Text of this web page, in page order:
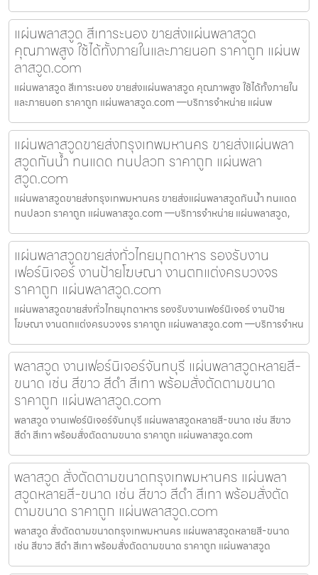
แผ่นพลาสวูด สีเทาระนอง ขายส่งแผ่นพลาสวูด
คุณภาพสูง ใช้ได้ทั้งภายในและภายนอก ราคาถูก แผ่นพ
ลาสวูด.com
แผ่นพลาสวูด สีเทาระนอง ขายส่งแผ่นพลาสวูด คุณภาพสูง ใช้ได้ทั้งภายใน
และภายนอก ราคาถูก แผ่นพลาสวูด.com —บริการจำหน่าย แผ่นพ
แผ่นพลาสวูดขายส่งกรุงเทพมหานคร ขายส่งแผ่นพลา
สวูดกันน้ำ ทนแดด ทนปลวก ราคาถูก แผ่นพลา
สวูด.com
แผ่นพลาสวูดขายส่งกรุงเทพมหานคร ขายส่งแผ่นพลาสวูดกันน้ำ ทนแดด
ทนปลวก ราคาถูก แผ่นพลาสวูด.com —บริการจำหน่าย แผ่นพลาสวูด,
แผ่นพลาสวูดขายส่งทั่วไทยมุกดาหาร รองรับงาน
เฟอร์นิเจอร์ งานป้ายโฆษณา งานตกแต่งครบวงจร
ราคาถูก แผ่นพลาสวูด.com
แผ่นพลาสวูดขายส่งทั่วไทยมุกดาหาร รองรับงานเฟอร์นิเจอร์ งานป้าย
โฆษณา งานตกแต่งครบวงจร ราคาถูก แผ่นพลาสวูด.com —บริการจำหน
พลาสวูด งานเฟอร์นิเจอร์จันทบุรี แผ่นพลาสวูดหลายสี-
ขนาด เช่น สีขาว สีดำ สีเทา พร้อมสั่งตัดตามขนาด
ราคาถูก แผ่นพลาสวูด.com
พลาสวูด งานเฟอร์นิเจอร์จันทบุรี แผ่นพลาสวูดหลายสี-ขนาด เช่น สีขาว
สีดำ สีเทา พร้อมสั่งตัดตามขนาด ราคาถูก แผ่นพลาสวูด.com
พลาสวูด สั่งตัดตามขนาดกรุงเทพมหานคร แผ่นพลา
สวูดหลายสี-ขนาด เช่น สีขาว สีดำ สีเทา พร้อมสั่งตัด
ตามขนาด ราคาถูก แผ่นพลาสวูด.com
พลาสวูด สั่งตัดตามขนาดกรุงเทพมหานคร แผ่นพลาสวูดหลายสี-ขนาด
เช่น สีขาว สีดำ สีเทา พร้อมสั่งตัดตามขนาด ราคาถูก แผ่นพลาสวูด